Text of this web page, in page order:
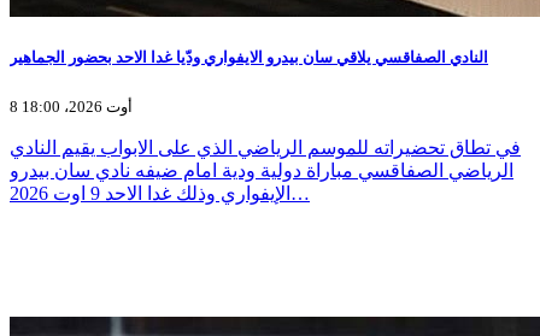
النادي الصفاقسي يلاقي سان بيدرو الايفواري ودّيا غدا الاحد بحضور الجماهير
8 أوت 2026، 18:00
في تطاق تحضيراته للموسم الرياضي الذي على الابواب يقيم النادي
الرياضي الصفاقسي مباراة دولية ودية امام ضيفه نادي سان بيدرو
الإيفواري وذلك غدا الاحد 9 اوت 2026…